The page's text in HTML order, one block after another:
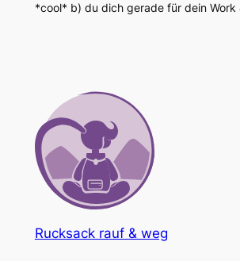
*cool* b) du dich gerade für dein Work
Rucksack rauf & weg